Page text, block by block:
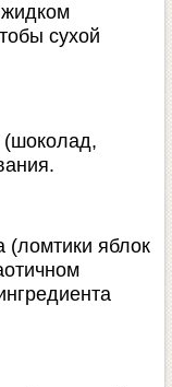
сухой
(шоколад,
(ломтики яблок